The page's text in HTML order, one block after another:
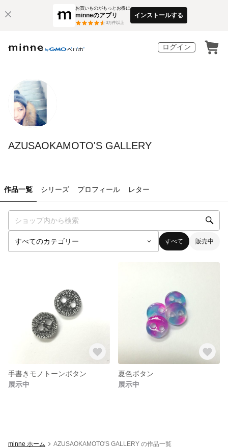
お買いものがもっとお得に
minneのアプリ
3万件以上
インストールする
ログイン
AZUSAOKAMOTO'S GALLERY
作品一覧 シリーズ プロフィール レター
すべて 販売中
手書きモノトーンボタン
展示中
夏色ボタン
展示中
minne ホーム AZUSAOKAMOTO'S GALLERY の作品一覧